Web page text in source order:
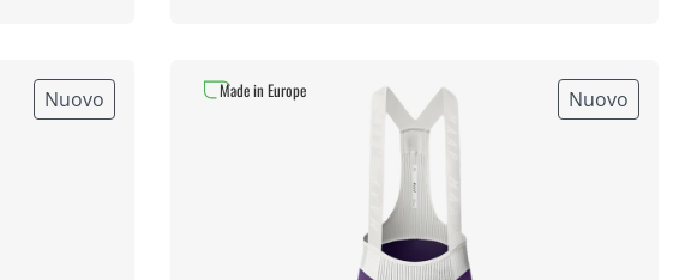
Nuovo Nuovo
Made in Europe